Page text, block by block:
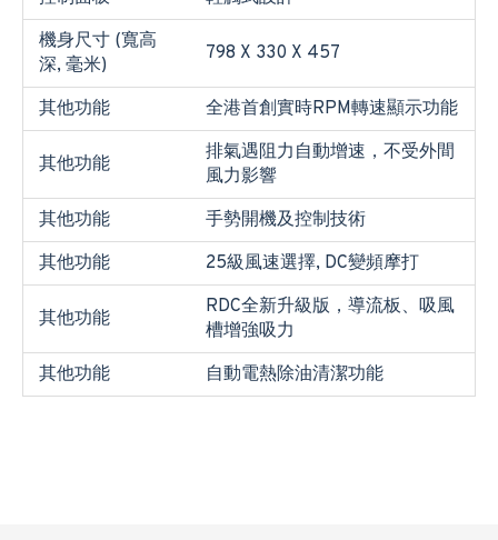
機身尺寸 (寬高
深, 毫米)
798 X 330 X 457
其他功能 全港首創實時RPM轉速顯示功能
其他功能
排氣遇阻力自動增速，不受外間
風力影響
其他功能
手勢開機及控制技術
其他功能
25級風速選擇, DC變頻摩打
其他功能
RDC全新升級版，導流板、吸風
槽增強吸力
其他功能
自動電熱除油清潔功能